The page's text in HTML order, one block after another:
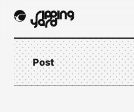
Post